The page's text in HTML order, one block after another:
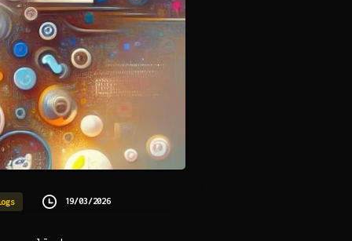
19/03/2026